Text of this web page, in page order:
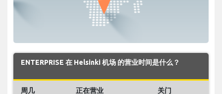
ENTERPRISE 在 Helsinki 机场 的营业时间是什么？
周几 正在营业 关门